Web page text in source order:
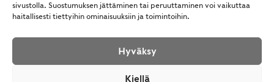
sivustolla. Suostumuksen jättäminen tai peruuttaminen voi vaikuttaa
haitallisesti tiettyihin ominaisuuksiin ja toimintoihin.
Hyväksy
Kiellä
© Samhita | Ayurveda -tuotteita suomalaisille jo